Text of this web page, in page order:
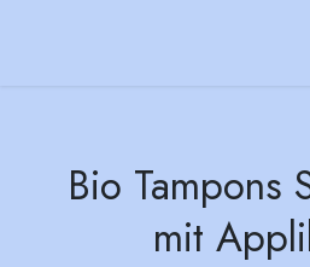
Bio Tampons
mit